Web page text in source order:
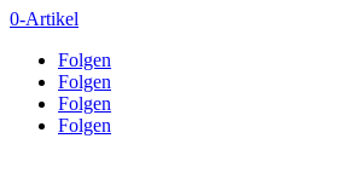
0-Artikel
Folgen
Folgen
Folgen
Folgen